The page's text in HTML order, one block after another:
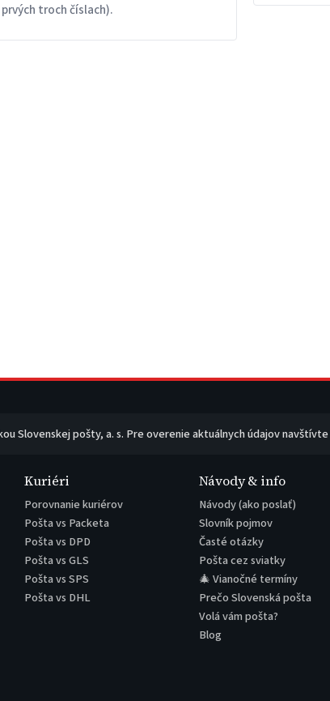
troch číslach).
Slovenskej pošty, a. s. Pre overenie aktuálnych údajov navštívte
Kuriéri
Porovnanie kuriérov
Pošta vs Packeta
Pošta vs DPD
Pošta vs GLS
Pošta vs SPS
Pošta vs DHL
Návody & info
Návody (ako poslať)
Slovník pojmov
Časté otázky
Pošta cez sviatky
🎄 Vianočné termíny
Prečo Slovenská pošta
Volá vám pošta?
Blog